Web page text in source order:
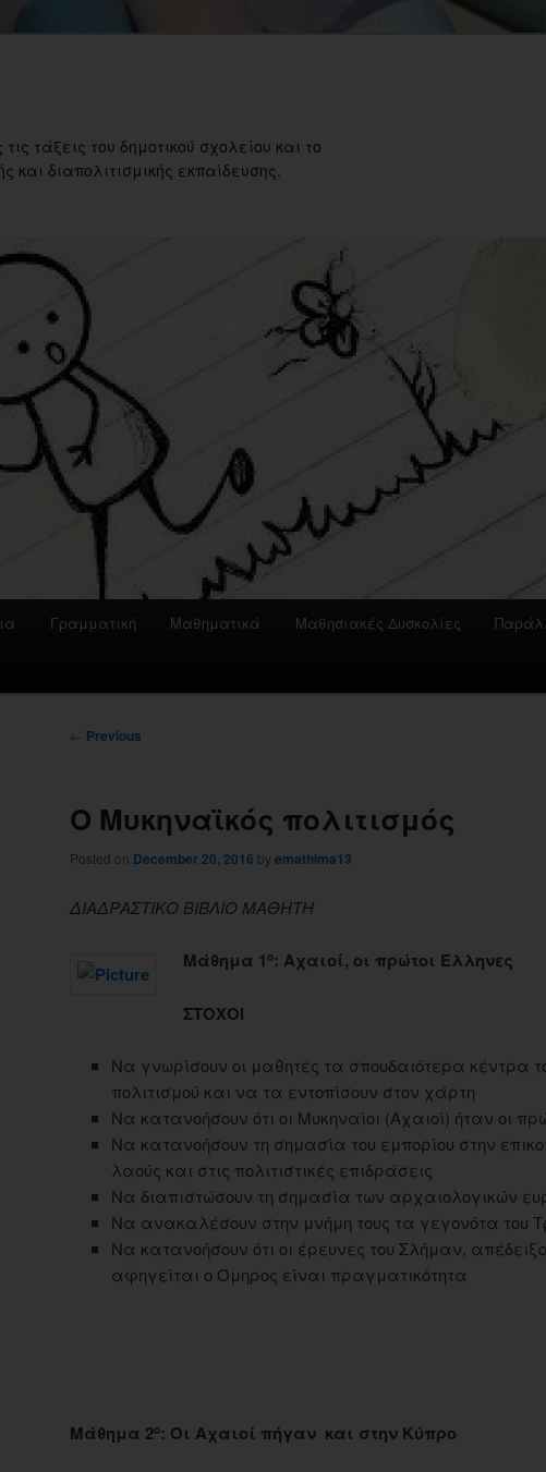
τάξεις του δημοτικού σχολείου και το
διαπολιτισμικής εκπαίδευσης.
Γραμματική Μαθηματικά Μαθησιακές Δυσκολίες
Post
← Previous
Ο Μυκηναϊκός πολιτισμός
Posted on December 20, 2016 by emathima13
ΔΙΑΔΡΑΣΤΙΚΟ ΒΙΒΛΙΟ ΜΑΘΗΤΗ
Μάθημα 1ο: Αχαιοί, οι πρώτοι Έλληνες
ΣΤΟΧΟΙ
Να γνωρίσουν οι μαθητές τα σπουδαιότερα κέντρα
πολιτισμού και να τα εντοπίσουν στον χάρτη
Να κατανοήσουν ότι οι Μυκηναίοι (Αχαιοί) ήταν οι
Να κατανοήσουν τη σημασία του εμπορίου στην
λαούς και στις πολιτιστικές επιδράσεις
Να διαπιστώσουν τη σημασία των αρχαιολογικών
Να ανακαλέσουν στην μνήμη τους τα γεγονότα του
Να κατανοήσουν ότι οι έρευνες του Σλήμαν,
αφηγείται ο Όμηρος είναι πραγματικότητα
Μάθημα 2ο: Οι Αχαιοί πήγαν και στην Κύπρο